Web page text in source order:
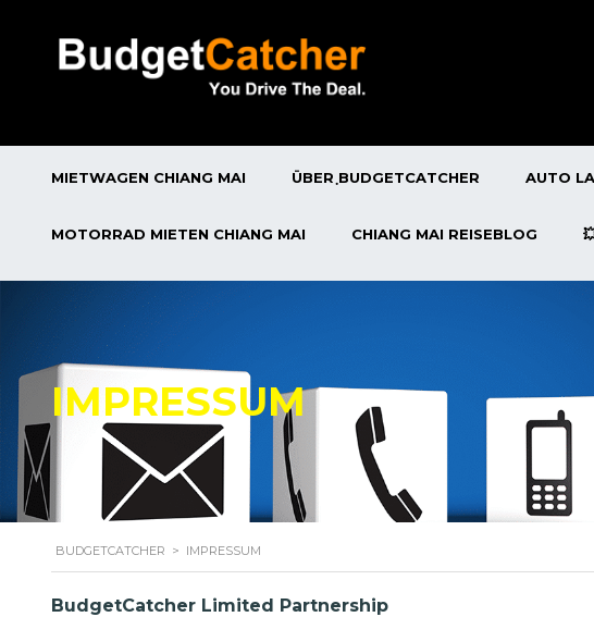
MIETWAGEN CHIANG MAI ÜBER ฺBUDGETCATCHER AUTO
MOTORRAD MIETEN CHIANG MAI CHIANG MAI REISEBLOG
IMPRESSUM
BUDGETCATCHER > IMPRESSUM
BudgetCatcher Limited Partnership